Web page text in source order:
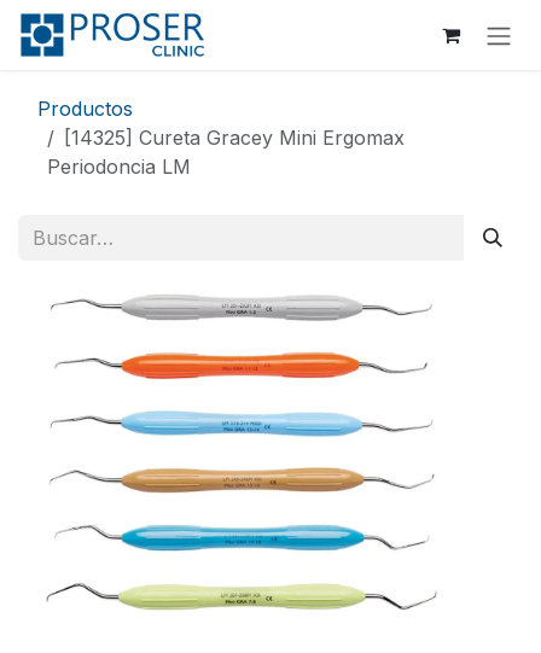
Ir al contenido
Productos
[14325] Cureta Gracey Mini Ergomax
Periodoncia LM